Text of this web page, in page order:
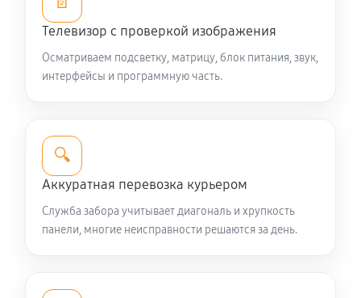
Замена резистора телевизора Digma DM-
LED43UQ31
1350 руб 60 минут
Замена платы обработки видеосигнала
1620 руб 60 минут
Замена конденсатора телевизора Digma DM-
Телевизор с проверкой изображения
Осматриваем подсветку, матрицу, блок питания, звук,
интерфейсы и программную часть.
🔍
Аккуратная перевозка курьером
Служба забора учитывает диагональ и хрупкость
панели, многие неисправности решаются за день.